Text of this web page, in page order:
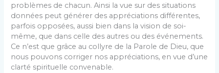
problèmes de chacun. Ainsi la vue sur des situations
données peut générer des appréciations différentes,
parfois opposées, aussi bien dans la vision de soi-
même, que dans celle des autres ou des événements.
Ce n’est que grâce au collyre de la Parole de Dieu, que
nous pouvons corriger nos appréciations, en vue d’une
clarté spirituelle convenable.